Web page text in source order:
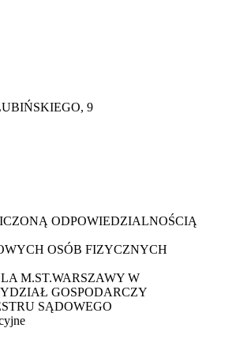
9
ODPOWIEDZIALNOŚCIĄ
OSÓB FIZYCZNYCH
M.ST.WARSZAWY W
GOSPODARCZY
SĄDOWEGO